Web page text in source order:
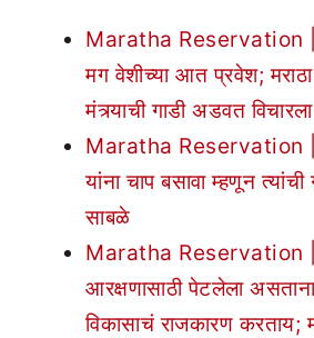
Maratha Reservation
मग वेशीच्या आत प्रवेश;
मंत्र्याची गाडी अडवत
Maratha Reservation |
यांना चाप बसावा म्हणून
साबळे
Maratha Reservation |
आरक्षणासाठी पेटलेला
विकासाचं राजकारण करताय;